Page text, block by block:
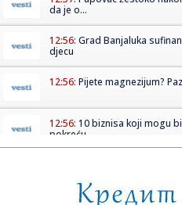
da je o...
12:56: Grad Banjaluka
djecu
12:56: Pijete magnezijum?
12:56: 10 biznisa koji mogu
pokreću...